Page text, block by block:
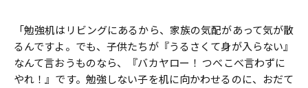
「勉強机はリビングにあるから、家族の気配があって気が散
るんですよ。でも、子供たちが『うるさくて身が入らない』
なんて言おうものなら、『バカヤロー！ つべこべ言わずに
やれ！』です。勉強しない子を机に向かわせるのに、おだて